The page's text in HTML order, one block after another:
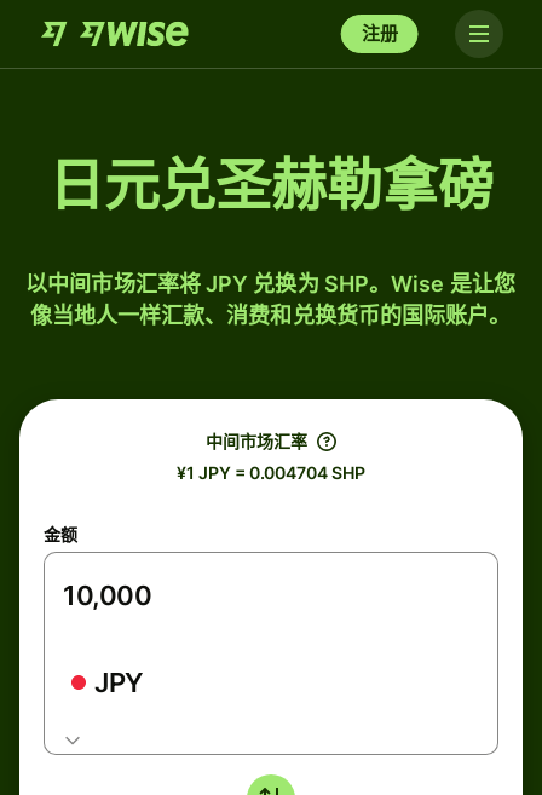
注册
日元兑圣赫勒拿磅
以中间市场汇率将 JPY 兑换为 SHP。Wise 是让您
像当地人一样汇款、消费和兑换货币的国际账户。
中间市场汇率
¥1 JPY = 0.004704 SHP
金额
JPY